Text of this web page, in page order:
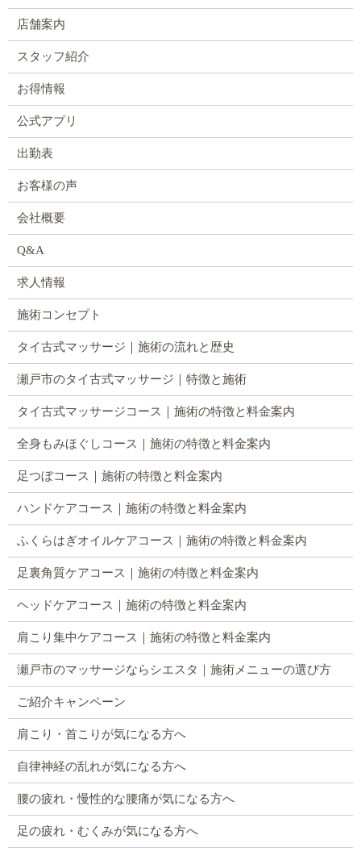
店舗案内
スタッフ紹介
お得情報
公式アプリ
出勤表
お客様の声
会社概要
Q&A
求人情報
施術コンセプト
タイ古式マッサージ｜施術の流れと歴史
瀬戸市のタイ古式マッサージ｜特徴と施術
タイ古式マッサージコース｜施術の特徴と料金案内
全身もみほぐしコース｜施術の特徴と料金案内
足つぼコース｜施術の特徴と料金案内
ハンドケアコース｜施術の特徴と料金案内
ふくらはぎオイルケアコース｜施術の特徴と料金案内
足裏角質ケアコース｜施術の特徴と料金案内
ヘッドケアコース｜施術の特徴と料金案内
肩こり集中ケアコース｜施術の特徴と料金案内
瀬戸市のマッサージならシエスタ｜施術メニューの選び方
ご紹介キャンペーン
肩こり・首こりが気になる方へ
自律神経の乱れが気になる方へ
腰の疲れ・慢性的な腰痛が気になる方へ
足の疲れ・むくみが気になる方へ